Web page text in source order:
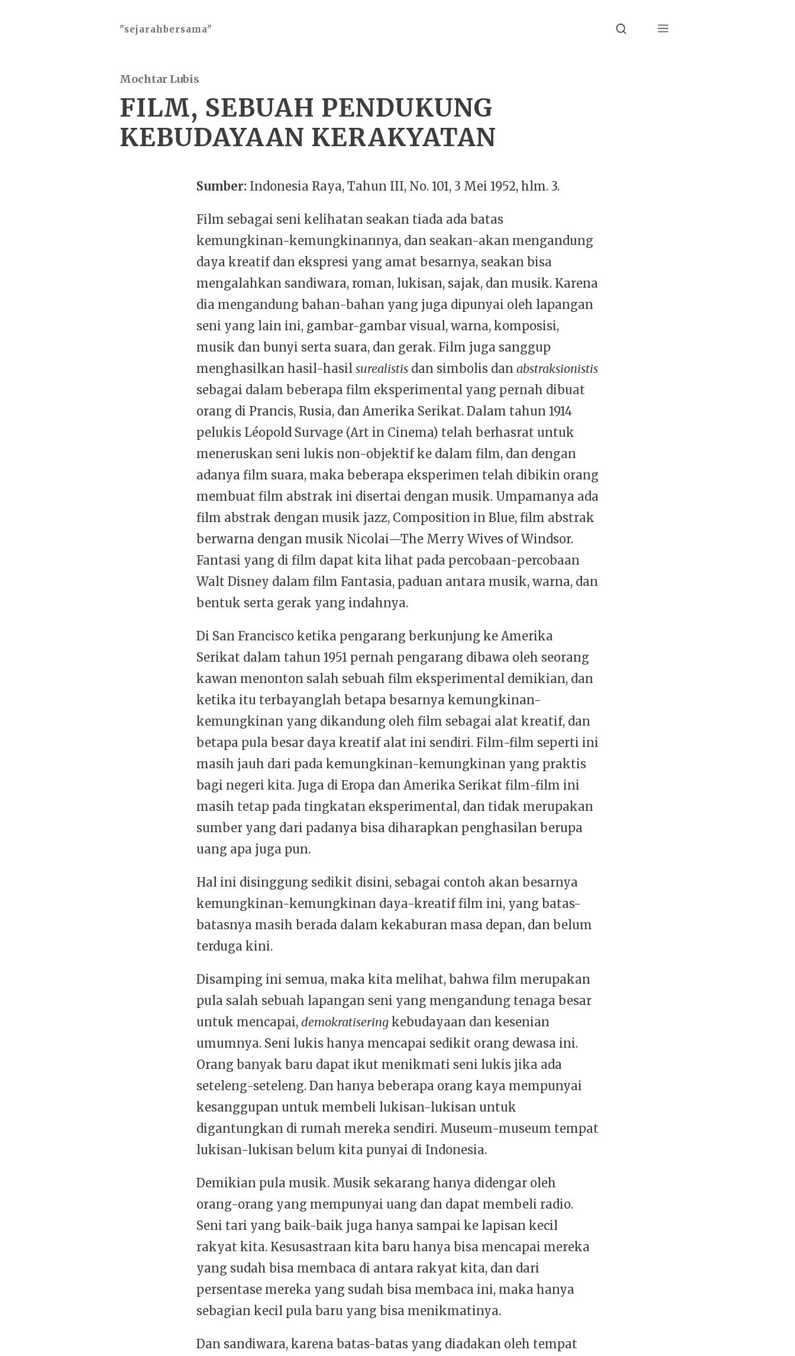
"sejarahbersama" Search Menu
Mochtar Lubis
FILM, SEBUAH PENDUKUNG
KEBUDAYAAN KERAKYATAN
Sumber: Indonesia Raya, Tahun III, No. 101, 3 Mei 1952, hlm. 3.
Film sebagai seni kelihatan seakan tiada ada batas
kemungkinan-kemungkinannya, dan seakan-akan mengandung
daya kreatif dan ekspresi yang amat besarnya, seakan bisa
mengalahkan sandiwara, roman, lukisan, sajak, dan musik. Karena
dia mengandung bahan-bahan yang juga dipunyai oleh lapangan
seni yang lain ini, gambar-gambar visual, warna, komposisi,
musik dan bunyi serta suara, dan gerak. Film juga sanggup
menghasilkan hasil-hasil surealistis dan simbolis dan abstraksionistis
sebagai dalam beberapa film eksperimental yang pernah dibuat
orang di Prancis, Rusia, dan Amerika Serikat. Dalam tahun 1914
pelukis Léopold Survage (Art in Cinema) telah berhasrat untuk
meneruskan seni lukis non-objektif ke dalam film, dan dengan
adanya film suara, maka beberapa eksperimen telah dibikin orang
membuat film abstrak ini disertai dengan musik. Umpamanya ada
film abstrak dengan musik jazz, Composition in Blue, film abstrak
berwarna dengan musik Nicolai—The Merry Wives of Windsor.
Fantasi yang di film dapat kita lihat pada percobaan-percobaan
Walt Disney dalam film Fantasia, paduan antara musik, warna, dan
bentuk serta gerak yang indahnya.
Di San Francisco ketika pengarang berkunjung ke Amerika
Serikat dalam tahun 1951 pernah pengarang dibawa oleh seorang
kawan menonton salah sebuah film eksperimental demikian, dan
ketika itu terbayanglah betapa besarnya kemungkinan-
kemungkinan yang dikandung oleh film sebagai alat kreatif, dan
betapa pula besar daya kreatif alat ini sendiri. Film-film seperti ini
masih jauh dari pada kemungkinan-kemungkinan yang praktis
bagi negeri kita. Juga di Eropa dan Amerika Serikat film-film ini
masih tetap pada tingkatan eksperimental, dan tidak merupakan
sumber yang dari padanya bisa diharapkan penghasilan berupa
uang apa juga pun.
Hal ini disinggung sedikit disini, sebagai contoh akan besarnya
kemungkinan-kemungkinan daya-kreatif film ini, yang batas-
batasnya masih berada dalam kekaburan masa depan, dan belum
terduga kini.
Disamping ini semua, maka kita melihat, bahwa film merupakan
pula salah sebuah lapangan seni yang mengandung tenaga besar
untuk mencapai, demokratisering kebudayaan dan kesenian
umumnya. Seni lukis hanya mencapai sedikit orang dewasa ini.
Orang banyak baru dapat ikut menikmati seni lukis jika ada
seteleng-seteleng. Dan hanya beberapa orang kaya mempunyai
kesanggupan untuk membeli lukisan-lukisan untuk
digantungkan di rumah mereka sendiri. Museum-museum tempat
lukisan-lukisan belum kita punyai di Indonesia.
Demikian pula musik. Musik sekarang hanya didengar oleh
orang-orang yang mempunyai uang dan dapat membeli radio.
Seni tari yang baik-baik juga hanya sampai ke lapisan kecil
rakyat kita. Kesusastraan kita baru hanya bisa mencapai mereka
yang sudah bisa membaca di antara rakyat kita, dan dari
persentase mereka yang sudah bisa membaca ini, maka hanya
sebagian kecil pula baru yang bisa menikmatinya.
Dan sandiwara, karena batas-batas yang diadakan oleh tempat